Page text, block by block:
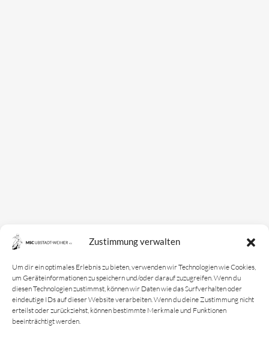
Zustimmung verwalten
Um dir ein optimales Erlebnis zu bieten, verwenden wir Technologien wie Cookies,
um Geräteinformationen zu speichern und/oder darauf zuzugreifen. Wenn du
diesen Technologien zustimmst, können wir Daten wie das Surfverhalten oder
eindeutige IDs auf dieser Website verarbeiten. Wenn du deine Zustimmung nicht
erteilst oder zurückziehst, können bestimmte Merkmale und Funktionen
beeinträchtigt werden.